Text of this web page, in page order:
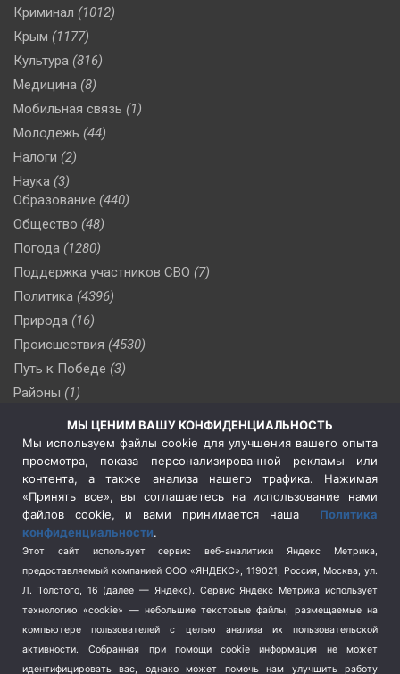
Криминал (1012)
Крым (1177)
Культура (816)
Медицина (8)
Мобильная связь (1)
Молодежь (44)
Налоги (2)
Наука (3)
Образование (440)
Общество (48)
Погода (1280)
Поддержка участников СВО (7)
Политика (4396)
Природа (16)
Происшествия (4530)
Путь к Победе (3)
Районы (1)
Сельское хозяйство (3)
Социальная политика
(3)
Спецоперация в Украине
Спецоперация на Украине
(404)
Спорт (740)
Терроризм (1)
Транспорт (262)
Туризм (178)
Флот (76)
МЫ ЦЕНИМ ВАШУ КОНФИДЕНЦИАЛЬНОСТЬ
Мы используем файлы cookie для улучшения вашего опыта
просмотра, показа персонализированной рекламы или
контента, а также анализа нашего трафика. Нажимая
«Принять все», вы соглашаетесь на использование нами
файлов cookie, и вами принимается наша Политика
конфиденциальности.
Этот сайт использует сервис веб-аналитики Яндекс Метрика,
предоставляемый компанией ООО «ЯНДЕКС», 119021, Россия, Москва, ул.
Л. Толстого, 16 (далее — Яндекс). Сервис Яндекс Метрика использует
технологию «cookie» — небольшие текстовые файлы, размещаемые на
компьютере пользователей с целью анализа их пользовательской
активности.
Собранная при помощи cookie информация не может
идентифицировать вас, однако может помочь нам улучшить работу